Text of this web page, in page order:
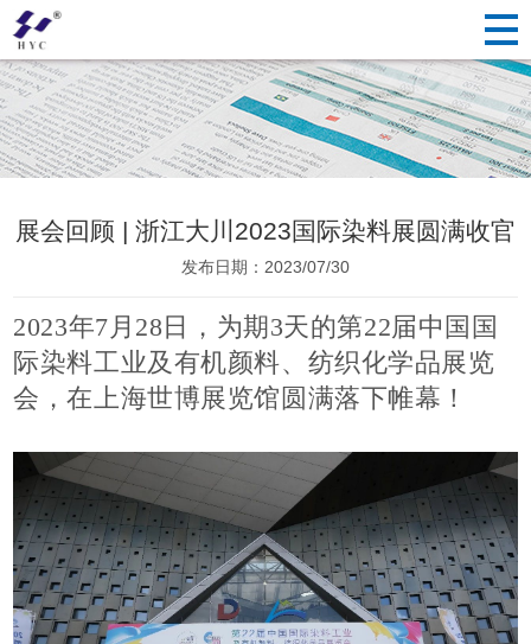
展会回顾 | 浙江大川2023国际染料展圆满收官
发布日期：2023/07/30
2023年7月28日，为期3天的第22届中国国
际染料工业及有机颜料、纺织化学品展览
会，在上海世博展览馆圆满落下帷幕！